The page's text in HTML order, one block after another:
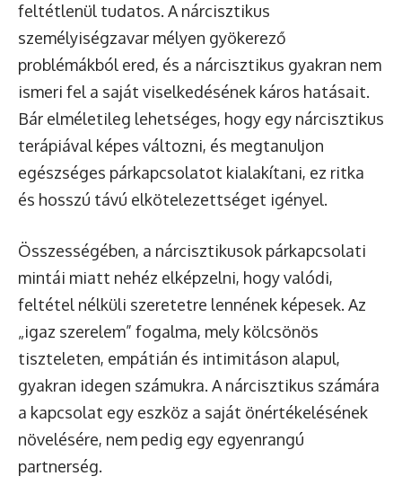
feltétlenül tudatos. A nárcisztikus
személyiségzavar mélyen gyökerező
problémákból ered, és a nárcisztikus gyakran nem
ismeri fel a saját viselkedésének káros hatásait.
Bár elméletileg lehetséges, hogy egy nárcisztikus
terápiával képes változni, és megtanuljon
egészséges párkapcsolatot kialakítani, ez ritka
és hosszú távú elkötelezettséget igényel.
Összességében, a nárcisztikusok párkapcsolati
mintái miatt nehéz elképzelni, hogy valódi,
feltétel nélküli szeretetre lennének képesek. Az
„igaz szerelem” fogalma, mely kölcsönös
tiszteleten, empátián és intimitáson alapul,
gyakran idegen számukra. A nárcisztikus számára
a kapcsolat egy eszköz a saját önértékelésének
növelésére, nem pedig egy egyenrangú
partnerség.